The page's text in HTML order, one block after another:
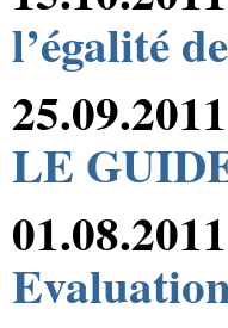
l’égalité
25.09.2011
LE
01.08.2011